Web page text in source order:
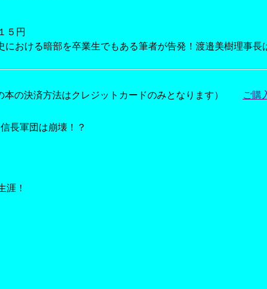
５円
おける暗部を卒業生でもある筆者が告発！渡邉美樹理事長
本の決済方法はクレジットカードのみとなります） ご購
軍団は崩壊！？
涯！